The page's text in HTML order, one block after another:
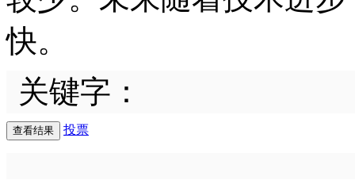
快。
关键字：
投票